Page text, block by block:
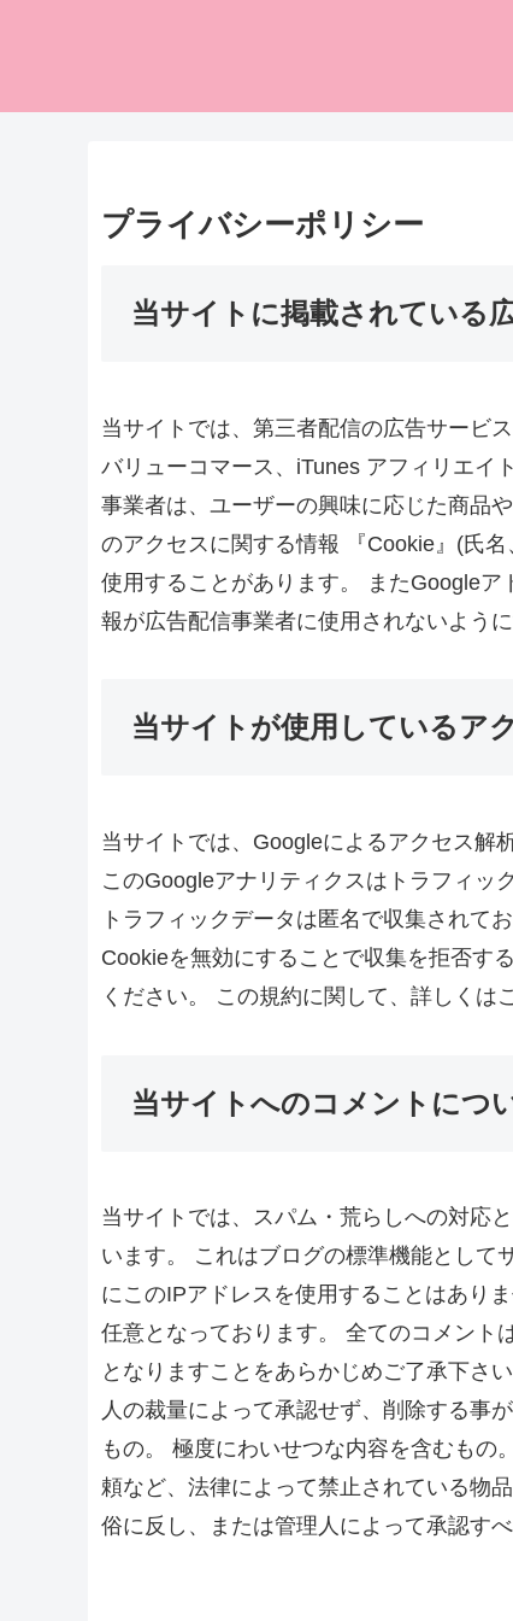
プライバシーポリシー
当サイトに掲載されている
当サイトでは、第三者配信の広告サービ
バリューコマース、iTunes アフィリエイ
事業者は、ユーザーの興味に応じた商品
のアクセスに関する情報 『Cookie』(氏
使用することがあります。 またGoogle
報が広告配信事業者に使用されないよう
当サイトが使用しているア
当サイトでは、Googleによるアクセス解
このGoogleアナリティクスはトラフィッ
トラフィックデータは匿名で収集されて
Cookieを無効にすることで収集を拒否す
ください。 この規約に関して、詳しくは
当サイトへのコメントにつ
当サイトでは、スパム・荒らしへの対応
います。 これはブログの標準機能として
にこのIPアドレスを使用することはあり
任意となっております。 全てのコメント
となりますことをあらかじめご了承下さ
人の裁量によって承認せず、削除する事
もの。 極度にわいせつな内容を含むもの
頼など、法律によって禁止されている物
俗に反し、または管理人によって承認す